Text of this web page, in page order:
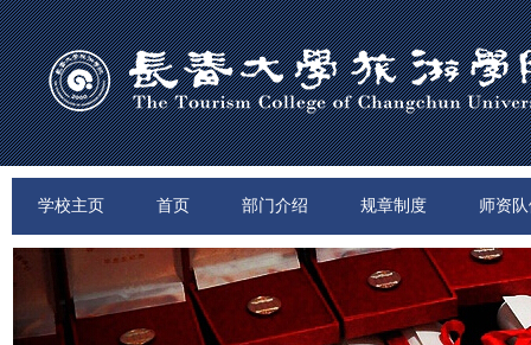
学校主页 首页 部门介绍 规章制度 师资